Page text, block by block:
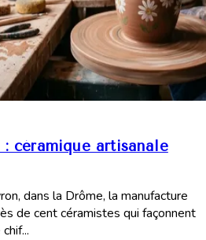
céramique artisanale
dans la Drôme, la manufacture
de cent céramistes qui façonnent